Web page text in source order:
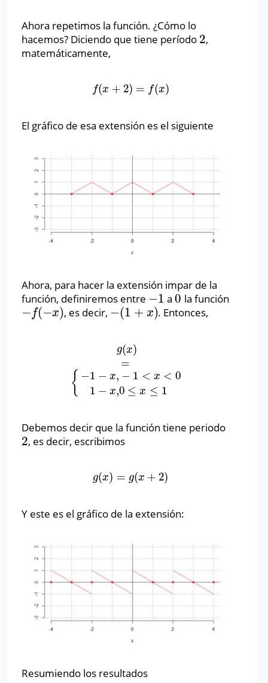
Ahora repetimos la función. ¿Cómo lo
hacemos? Diciendo que tiene período 2
2,
matemáticamente,
f(x + 2) = f(x)
f x+ 2)= f(x
El gráfico de esa extensión es el siguiente
Ahora, para hacer la extensión impar de la
función, definiremos entre −1
−1 a0
0 la función
− f(−x)
−f (−x) , es decir, −(1 + x)
−(1+ x) . Entonces,
g(x)
=
{ −1 − x,
1 − x,
− 1 < x < 0
0 ≤ x ≤ 1
−1<x<
Debemos decir que la función tiene periodo
2
2, es decir, escribimos
g(x) = g(x + 2)
g(x )=g (x+2 )
Y este es el gráfico de la extensión:
Resumiendo los resultados